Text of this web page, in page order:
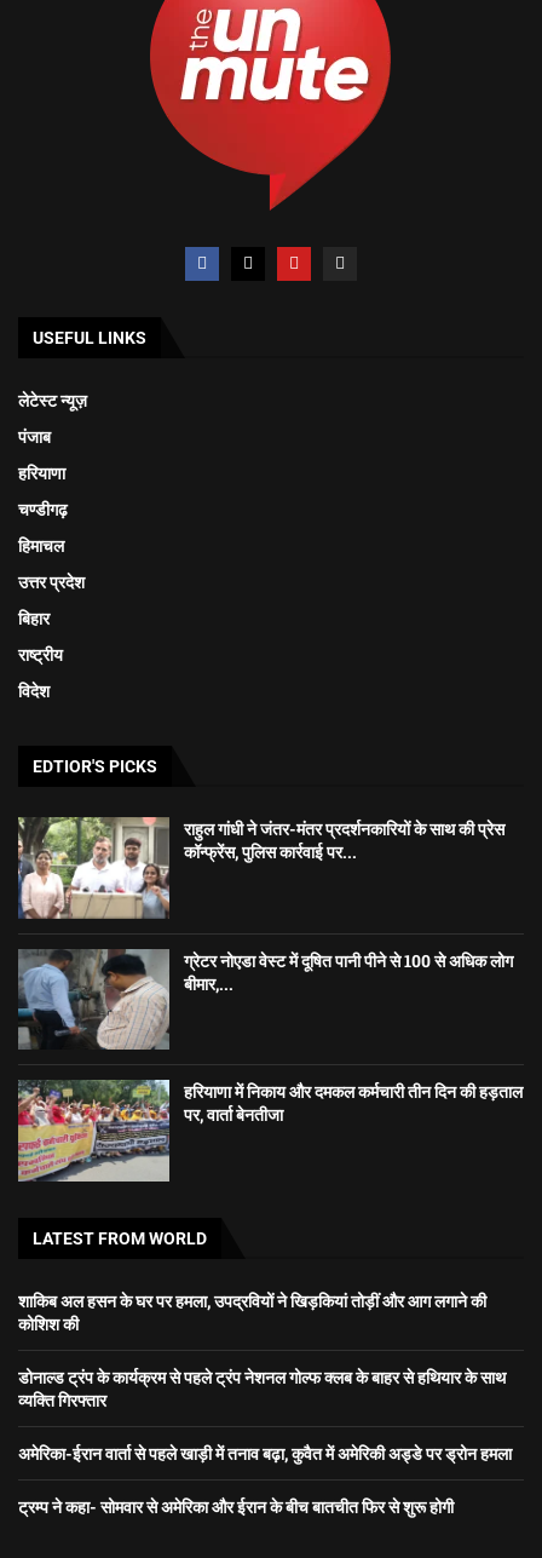
USEFUL LINKS
लेटेस्ट न्यूज़
पंजाब
हरियाणा
चण्डीगढ़
हिमाचल
उत्तर प्रदेश
बिहार
राष्ट्रीय
विदेश
EDTIOR'S PICKS
राहुल गांधी ने जंतर-मंतर प्रदर्शनकारियों के साथ की प्रेस
कॉन्फ्रेंस, पुलिस कार्रवाई पर...
ग्रेटर नोएडा वेस्ट में दूषित पानी पीने से 100 से अधिक लोग
बीमार,...
हरियाणा में निकाय और दमकल कर्मचारी तीन दिन की हड़ताल
पर, वार्ता बेनतीजा
LATEST FROM WORLD
शाकिब अल हसन के घर पर हमला, उपद्रवियों ने खिड़कियां तोड़ीं और आग लगाने की
कोशिश की
डोनाल्ड ट्रंप के कार्यक्रम से पहले ट्रंप नेशनल गोल्फ क्लब के बाहर से हथियार के साथ
व्यक्ति गिरफ्तार
अमेरिका-ईरान वार्ता से पहले खाड़ी में तनाव बढ़ा, कुवैत में अमेरिकी अड्डे पर ड्रोन हमला
ट्रम्प ने कहा- सोमवार से अमेरिका और ईरान के बीच बातचीत फिर से शुरू होगी